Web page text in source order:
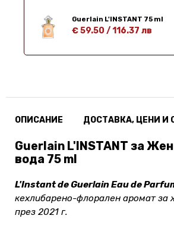
Guerlain L'INSTANT 75 ml
€ 59.50 /116.37 лв
ОПИСАНИЕ ДОСТАВКА, ЦЕНИ И
Guerlain L'INSTANT за
вода 75 ml
L'Instant de Guerlain Eau de
кехлибарено-флорален аромат за
през 2021 г.